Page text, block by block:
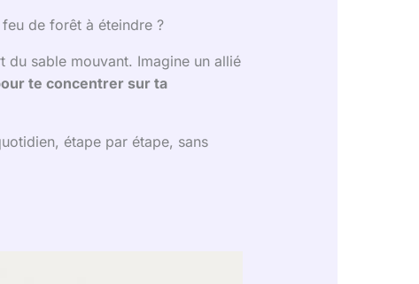
de forêt à éteindre ?
du sable mouvant. Imagine un allié
te concentrer sur ta
étape par étape, sans